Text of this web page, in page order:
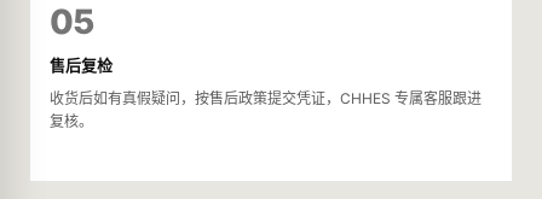
05
售后复检
收货后如有真假疑问，按售后政策提交凭证，CHHES 专属客服跟进
复核。